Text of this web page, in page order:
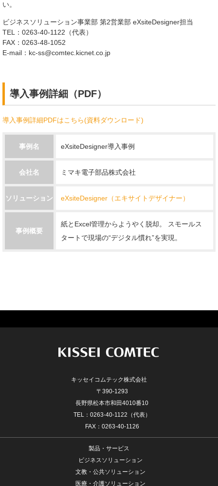
い。
ビジネスソリューション事業部 第2営業部 eXsiteDesigner担当
TEL：0263-40-1122（代表）
FAX：0263-48-1052
E-mail：kc-ss@comtec.kicnet.co.jp
導入事例詳細（PDF）
導入事例詳細PDFはこちら(資料ダウンロード)
事例名 eXsiteDesigner導入事例
会社名 ミマキ電子部品株式会社
ソリューション eXsiteDesigner（エキサイトデザイナー）
事例概要
紙とExcel管理からようやく脱却。 スモールス
タートで現場の“デジタル慣れ”を実現。
キッセイコムテック株式会社
〒390-1293
長野県松本市和田4010番10
TEL：0263-40-1122（代表）
FAX：0263-40-1126
製品・サービス
ビジネスソリューション
文教・公共ソリューション
医療・介護ソリューション